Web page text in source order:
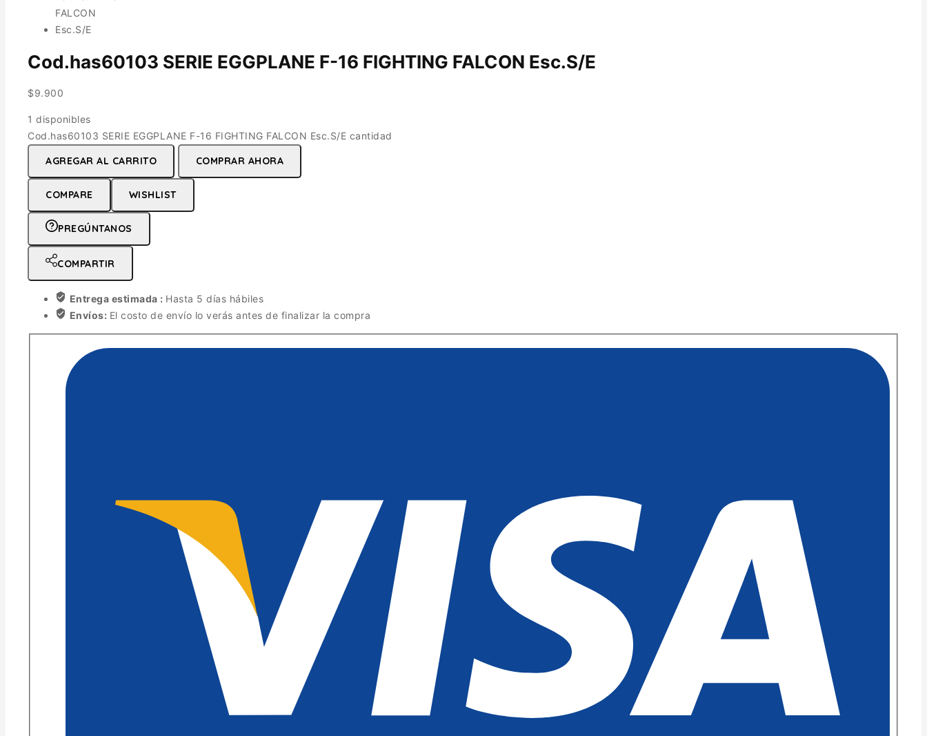
Cod.has60103 SERIE EGGPLANE F-16 FIGHTING FALCON Esc.S/E
$9.900
1 disponibles
Cod.has60103 SERIE EGGPLANE F-16 FIGHTING FALCON Esc.S/E cantidad
AGREGAR AL CARRITO COMPRAR AHORA
COMPARE WISHLIST
PREGÚNTANOS
COMPARTIR
Entrega estimada : Hasta 5 días hábiles
Envíos: El costo de envío lo verás antes de finalizar la compra